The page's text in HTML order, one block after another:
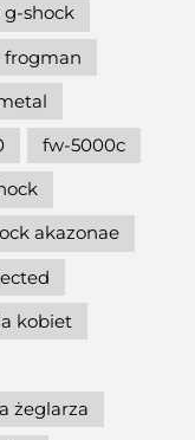
g-shock
frogman
fw-5000c
akazonae
kobiet
żeglarza